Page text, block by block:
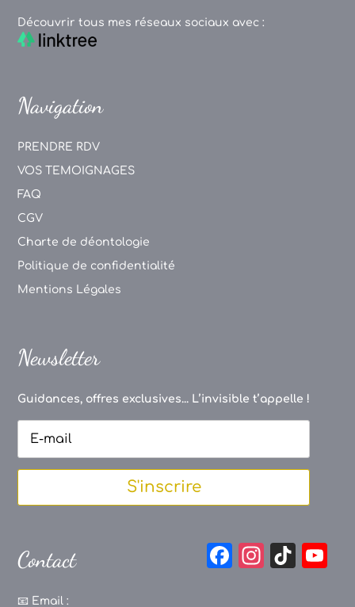
Découvrir tous mes réseaux sociaux avec :
Navigation
PRENDRE RDV
VOS TEMOIGNAGES
FAQ
CGV
Charte de déontologie
Politique de confidentialité
Mentions Légales
Newsletter
Guidances, offres exclusives... L’invisible t’appelle !
S'inscrire
Contact
📧 Email :
F
In Ti